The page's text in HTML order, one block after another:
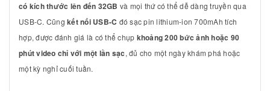
có kích thước lên đến 32GB và mọi thứ có thể dễ dàng truyền qua
USB-C. Cũng kết nối USB-C đó sạc pin lithium-ion 700mAh tích
hợp, được đánh giá là có thể chụp khoảng 200 bức ảnh hoặc 90
phút video chỉ với một lần sạc, đủ cho một ngày khám phá hoặc
một kỳ nghỉ cuối tuần.